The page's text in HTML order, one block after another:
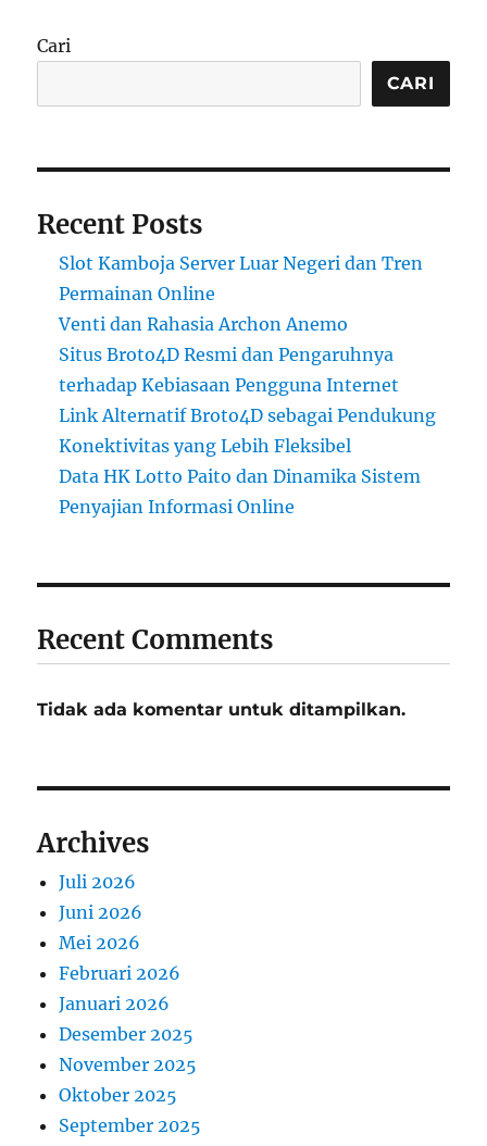
Cari
CARI
Recent Posts
Slot Kamboja Server Luar Negeri dan Tren
Permainan Online
Venti dan Rahasia Archon Anemo
Situs Broto4D Resmi dan Pengaruhnya
terhadap Kebiasaan Pengguna Internet
Link Alternatif Broto4D sebagai Pendukung
Konektivitas yang Lebih Fleksibel
Data HK Lotto Paito dan Dinamika Sistem
Penyajian Informasi Online
Recent Comments
Tidak ada komentar untuk ditampilkan.
Archives
Juli 2026
Juni 2026
Mei 2026
Februari 2026
Januari 2026
Desember 2025
November 2025
Oktober 2025
September 2025